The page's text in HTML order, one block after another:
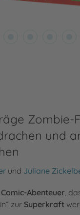
Zombie-
und
und Juliane
Comic-Abenteuer ,
zur Superkraft